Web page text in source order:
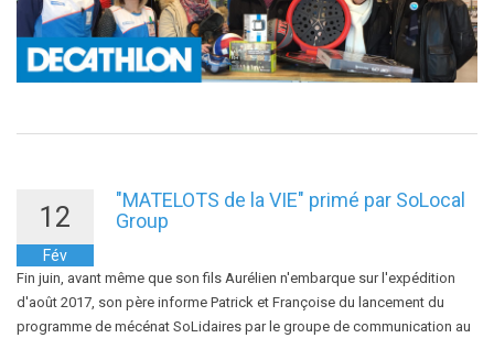
12
Fév
"MATELOTS de la VIE" primé par SoLocal
Group
Fin juin, avant même que son fils Aurélien n'embarque sur l'expédition
d'août 2017, son père informe Patrick et Françoise du lancement du
programme de mécénat SoLidaires par le groupe de communication au